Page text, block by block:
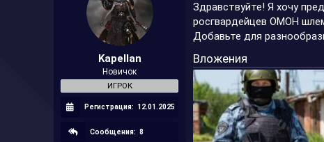
ч
а
л
а
Kapellan
Новичок
ИГРОК
Регистрация: 12.01.2025
Сообщения: 8
Здравствуйте! Я хочу
росгвардейцев ОМОН
Добавьте для
Вложения